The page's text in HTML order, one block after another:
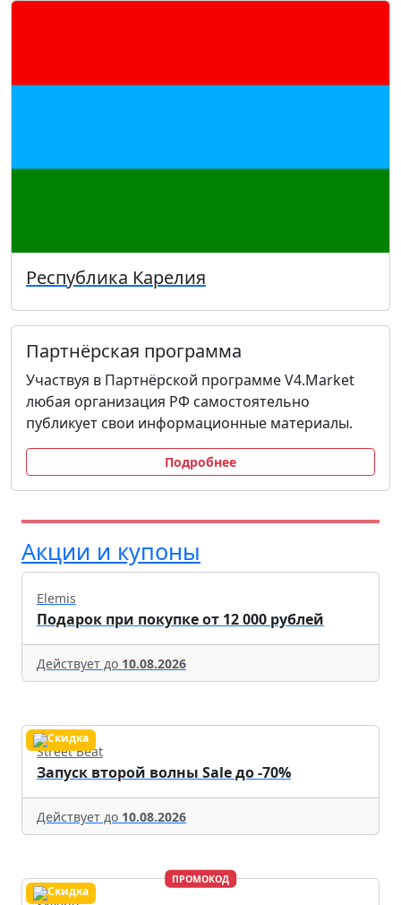
Республика Карелия
Партнёрская программа
Участвуя в Партнёрской программе V4.Market
любая организация РФ самостоятельно
публикует свои информационные материалы.
Подробнее
Акции и купоны
Elemis
Подарок при покупке от 12 000 рублей
Действует до 10.08.2026
Street Beat
Запуск второй волны Sale до -70%
Действует до 10.08.2026
ПРОМОКОД